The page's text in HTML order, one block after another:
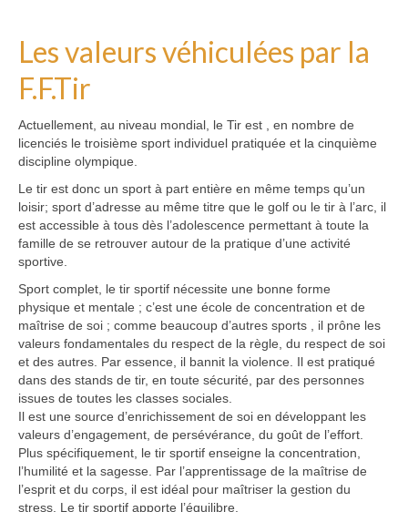
Les valeurs véhiculées par la
F.F.Tir
Actuellement, au niveau mondial, le Tir est , en nombre de
licenciés le troisième sport individuel pratiquée et la cinquième
discipline olympique.
Le tir est donc un sport à part entière en même temps qu’un
loisir; sport d’adresse au même titre que le golf ou le tir à l’arc, il
est accessible à tous dès l’adolescence permettant à toute la
famille de se retrouver autour de la pratique d’une activité
sportive.
Sport complet, le tir sportif nécessite une bonne forme
physique et mentale ; c’est une école de concentration et de
maîtrise de soi ; comme beaucoup d’autres sports , il prône les
valeurs fondamentales du respect de la règle, du respect de soi
et des autres. Par essence, il bannit la violence. Il est pratiqué
dans des stands de tir, en toute sécurité, par des personnes
issues de toutes les classes sociales.
Il est une source d’enrichissement de soi en développant les
valeurs d’engagement, de persévérance, du goût de l’effort.
Plus spécifiquement, le tir sportif enseigne la concentration,
l’humilité et la sagesse. Par l’apprentissage de la maîtrise de
l’esprit et du corps, il est idéal pour maîtriser la gestion du
stress. Le tir sportif apporte l’équilibre.